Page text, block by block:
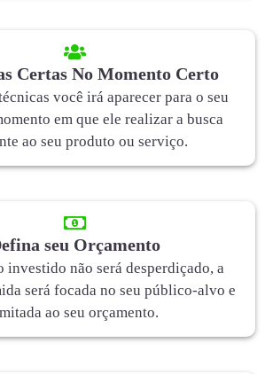
Certas No Momento Certo
você irá aparecer para o seu
em que ele realizar a busca
ao seu produto ou serviço.
seu Orçamento
investido não será desperdiçado, a
será focada no seu público-alvo e
ao seu orçamento.